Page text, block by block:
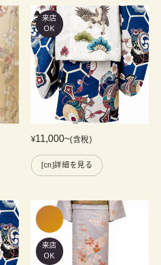
来店
OK
¥11,000~(含稅)
[cn]詳細を見る
来店
OK